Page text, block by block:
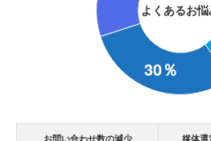
よくあるお悩
お問い合わせ数の減少 媒体選